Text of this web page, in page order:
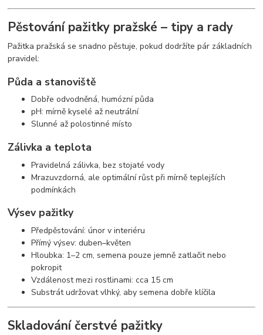
Pěstování pažitky pražské – tipy a rady
Pažitka pražská se snadno pěstuje, pokud dodržíte pár základních
pravidel:
Půda a stanoviště
Dobře odvodněná, humózní půda
pH: mírně kyselé až neutrální
Slunné až polostinné místo
Zálivka a teplota
Pravidelná zálivka, bez stojaté vody
Mrazuvzdorná, ale optimální růst při mírně teplejších
podmínkách
Výsev pažitky
Předpěstování: únor v interiéru
Přímý výsev: duben–květen
Hloubka: 1–2 cm, semena pouze jemně zatlačit nebo
pokropit
Vzdálenost mezi rostlinami: cca 15 cm
Substrát udržovat vlhký, aby semena dobře klíčila
Skladování čerstvé pažitky